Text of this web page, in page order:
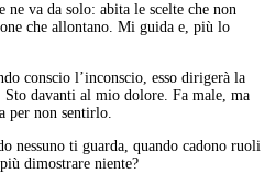
va da solo: abita le scelte che non
che allontano. Mi guida e, più lo
conscio l’inconscio, esso dirigerà la
davanti al mio dolore. Fa male, ma
per non sentirlo.
nessuno ti guarda, quando cadono ruoli
dimostrare niente?